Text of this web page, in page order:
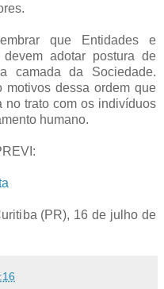
que Entidades e
adotar postura de
camada da Sociedade.
motivos dessa ordem que
no trato com os indivíduos
humano.
(PR), 16 de julho de